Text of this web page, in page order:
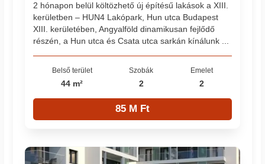
2 hónapon belül költözhető új építésű lakások a XIII.
kerületben – HUN4 Lakópark, Hun utca Budapest
XIII. kerületében, Angyalföld dinamikusan fejlődő
részén, a Hun utca és Csata utca sarkán kínálunk ...
Belső terület
44 m²
Szobák
2
Emelet
2
85 M Ft